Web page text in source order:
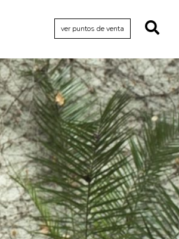
ver puntos de venta
Relecturas
Sociedad
Turismo accidental